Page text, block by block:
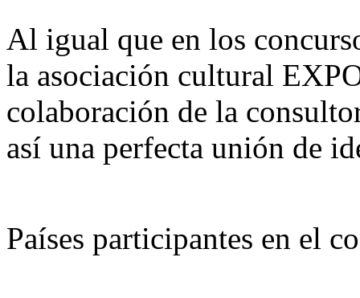
Al igual que en los
la asociación cultural
colaboración de la
así una perfecta unión de
Países participantes en el